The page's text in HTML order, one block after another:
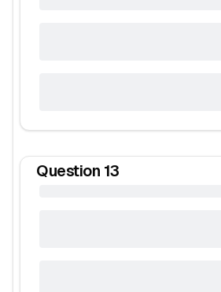
Question 13